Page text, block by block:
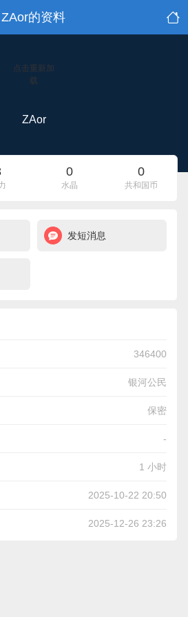
ZAor的资料
点击重新加
载
ZAor
0
水晶
0
共和国币
发短消息
346400
银河公民
保密
-
1 小时
2025-10-22 20:50
2025-12-26 23:26